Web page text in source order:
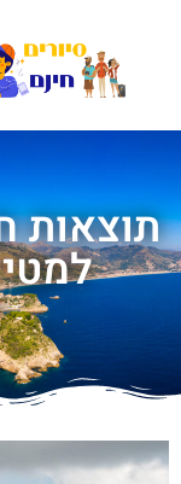
תוצאות